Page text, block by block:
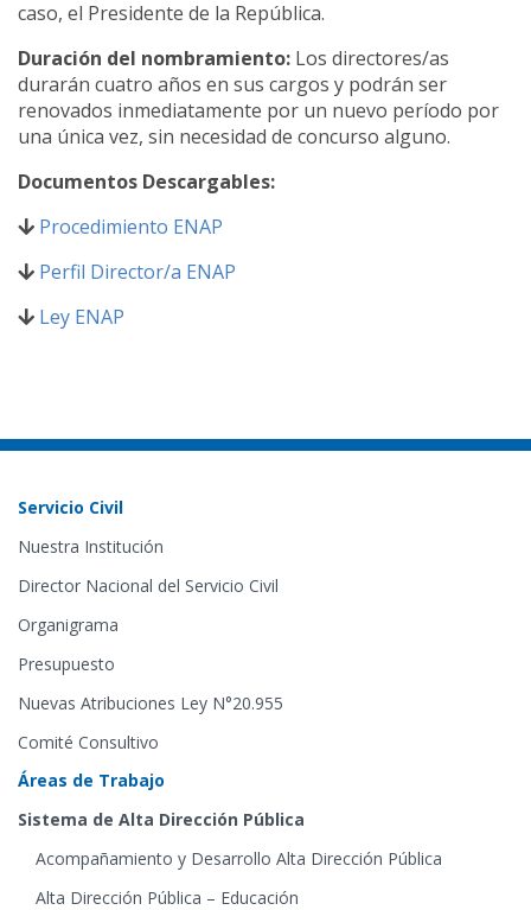
caso, el Presidente de la República.
Duración del nombramiento: Los directores/as
durarán cuatro años en sus cargos y podrán ser
renovados inmediatamente por un nuevo período por
una única vez, sin necesidad de concurso alguno.
Documentos Descargables:
Procedimiento ENAP
Perfil Director/a ENAP
Ley ENAP
Servicio Civil
Nuestra Institución
Director Nacional del Servicio Civil
Organigrama
Presupuesto
Nuevas Atribuciones Ley N°20.955
Comité Consultivo
Áreas de Trabajo
Sistema de Alta Dirección Pública
Acompañamiento y Desarrollo Alta Dirección Pública
Alta Dirección Pública – Educación